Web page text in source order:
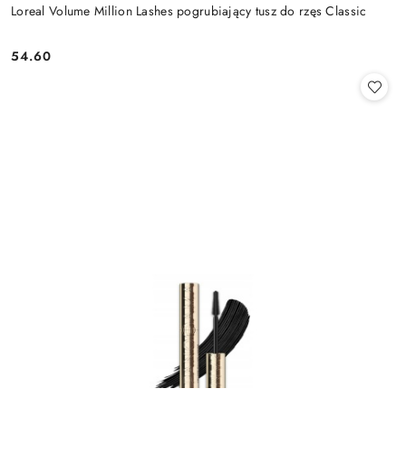
Loreal Volume Million Lashes pogrubiający tusz do rzęs Classic
Cena:
54.60